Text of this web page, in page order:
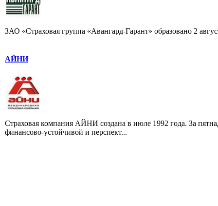
ЗАО «Страховая группа «Авангард-Гарант» образовано 2
АЙНИ
Страховая компания АЙНИ создана в июле 1992 года. За
финансово-устойчивой и перспект...